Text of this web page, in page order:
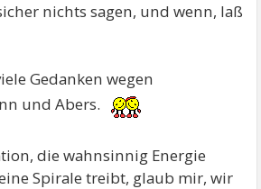
nichts sagen, und wenn, laß
Gedanken wegen
und Abers.
die wahnsinnig Energie
Spirale treibt, glaub mir, wir